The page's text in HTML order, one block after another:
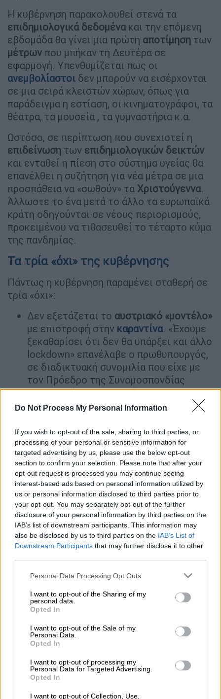
Do Not Process My Personal Information
If you wish to opt-out of the sale, sharing to third parties, or
processing of your personal or sensitive information for
targeted advertising by us, please use the below opt-out
section to confirm your selection. Please note that after your
opt-out request is processed you may continue seeing
interest-based ads based on personal information utilized by
us or personal information disclosed to third parties prior to
your opt-out. You may separately opt-out of the further
disclosure of your personal information by third parties on the
IAB’s list of downstream participants. This information may
also be disclosed by us to third parties on the IAB’s List of
Downstream Participants that may further disclose it to other
Please note that this website/app uses one or more Google
not limited to your visit or usage behaviour. You may click to
grant or deny consent to Google and its third-party tags to
use your data for below specified purposes in below Google
consent section.
Personal Data Processing Opt Outs
I want to opt-out of the Sharing of my
personal data.
Opted In
I want to opt-out of the Sale of my
Personal Data.
Opted In
I want to opt-out of processing my
Personal Data for Targeted Advertising.
Opted In
I want to opt-out of Collection, Use,
Η κυβέρνηση παρακολουθεί στενά τα
επιδημιολογικά δεδομένακαι την επόμενη
εβδομάδα θα γίνει μια πρώτη αποτίμηση των
μέτρων που μπήκαν τη Δευτέρα σε
εφαρμογή. Υπενθυμίζεται πως οι
ανεμβολίαστοι δεν μπορούν να εισέρχονται
σε μια σειρά κλειστών χώρων, όπως για
παράδειγμα η εστίαση, οι κινηματογράφοι, τα
θέατρα, τα μουσεία , τα γυμναστήρια κ.α.
Ωστόσο, σε περίπτωση που συνεχιστεί η
επιδείνωση των επιδημιολογικών δεικτών
και ενταθεί η πίεση στο σύστημα υγείας θα
επανέλθει η συζήτηση για νέα μέτρα σε μια
προσπάθεια να «σωθούν» τα Χριστούγεννα.
Άλλωστε το ένα μετά το άλλο τα ευρωπαϊκά
κράτη οδηγούνται σε νέους περιορισμούς,
προκειμένου να τιθασευθεί το τέταρτο κύμα
της πανδημίας.
Τα τρία «όχι» της κυβέρνησης
Πάντως η κυβέρνηση παραμένει σταθερή σε
τρία «όχι»:
Δεν εξετάζεται το αυστριακό «μοντέλο»
με επιστροφή στην καραντίνα. «Έχουμε
ξεκαθαρίσει ότι δεν θα υπάρξει και άλλο
lockdown» επανέλαβε ο πρωθυπουργός,
σε διαδικτυακή συνομιλία που είχε με
τον Πρόεδρο της Συνομοσπονδίας
Βρετανικών Βιομηχανιών (CBI).
Δεν συζητείται επέκταση της
άλλες επαγγελματικές ομάδες. Με
αφορμή το pressing του ΣΥΡΙΖΑ για
εμβολιασμό στα σώματα ασφαλείας
«γαλάζιες» πηγές σημειώνουν πως το
ποσοστό των αστυνομικών που έχουν
εμβολιαστεί ή έχουν νοσήσει είναι 80%
(τις τελευταίες 75 ημέρες μάλιστα έχει
εμβολιαστεί το 9% ).
Δεν προκρίνονται οριζόντιες λύσεις
που θα αφορούν τόσο τους
εμβολιασμένους όσο και τους
ανεμβολίαστους. Με το 73% των
πως ένα τέτοιο μέτρο θα ήταν άδικο.
Επομένως, μόνο κάποιες επιμέρους
κινήσεις -π.χ. επαναφορά της
υποχρεωτικής μάσκας σε όλους τους
εξωτερικούς χώρους , αύξηση
ποσοστών τηλεργασίας - θα μπορούσαν
να έχουν γενικότερη εφαρμογή.
Ωστόσο, σε περίπτωση που στις αρχές